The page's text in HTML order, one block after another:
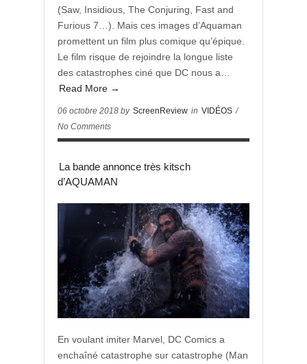
(Saw, Insidious, The Conjuring, Fast and
Furious 7…). Mais ces images d’Aquaman
promettent un film plus comique qu’épique.
Le film risque de rejoindre la longue liste
des catastrophes ciné que DC nous a…
Read More →
06 octobre 2018 by ScreenReview in VIDÉOS /
No Comments
La bande annonce très kitsch
d’AQUAMAN
En voulant imiter Marvel, DC Comics a
enchaîné catastrophe sur catastrophe (Man